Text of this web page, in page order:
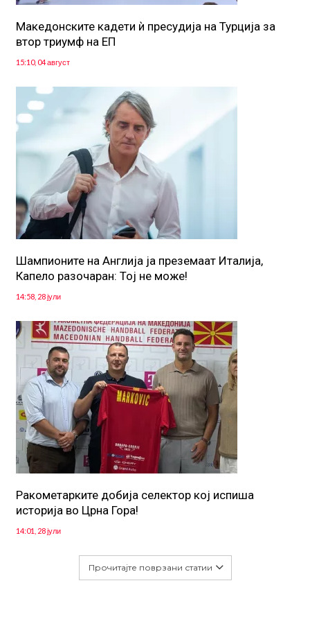
Македонските кадети ѝ пресудија на Турција за
втор триумф на ЕП
15:10, 04 август
Шампионите на Англија ја преземаат Италија,
Капело разочаран: Тој не може!
14:58, 28 јули
Ракометарките добија селектор кој испиша
историја во Црна Гора!
14:01, 28 јули
Прочитајте поврзани статии